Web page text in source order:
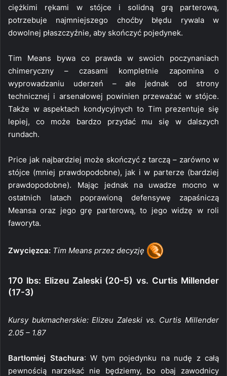
ciężkimi rękami w stójce i solidną grą parterową,
potrzebuje najmniejszego choćby błędu rywala w
dowolnej płaszczyźnie, aby skończyć pojedynek.
Tim Means bywa co prawda w swoich poczynaniach
chimeryczny – czasami kompletnie zapomina o
wyprowadzaniu uderzeń – ale jednak od strony
technicznej i arsenałowej powinien przeważać w stójce.
Także w aspektach kondycyjnych to Tim prezentuje się
lepiej, co może bardzo przydać mu się w dalszych
rundach.
Price jak najbardziej może skończyć z tarczą – zarówno w
stójce (mniej prawdopodobne), jak i w parterze (bardziej
prawdopodobne). Mając jednak na uwadze mocno w
ostatnich latach poprawioną defensywę zapaśniczą
Meansa oraz jego grę parterową, to jego widzę w roli
faworyta.
Zwycięzca: Tim Means przez decyzję
170 lbs: Elizeu Zaleski (20-5) vs. Curtis Millender
(17-3)
Kursy bukmacherskie: Elizeu Zaleski vs. Curtis Millender
2.05 – 1.87
Bartłomiej Stachura: W tym pojedynku na nudę z całą
pewnością narzekać nie będziemy, bo obaj zawodnicy